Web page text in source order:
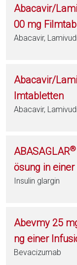
Abacavir/
00 mg
Abacavir,
Abacavir/
lmtabletten
Abacavir,
ABASAGLAR®
ösung in
Insulin glargin
Abevmy 25
ng einer
Bevacizumab